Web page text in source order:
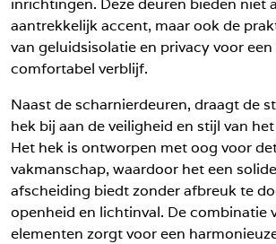
inrichtingen. Deze deuren bieden niet
aantrekkelijk accent, maar ook de
van geluidsisolatie en privacy voor
comfortabel verblijf.
Naast de scharnierdeuren, draagt de
hek bij aan de veiligheid en stijl van
Het hek is ontworpen met oog voor
vakmanschap, waardoor het een
afscheiding biedt zonder afbreuk te
openheid en lichtinval. De combinatie
elementen zorgt voor een